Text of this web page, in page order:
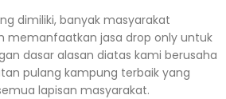
dimiliki, banyak masyarakat
memanfaatkan jasa drop only untuk
dasar alasan diatas kami berusaha
pulang kampung terbaik yang
lapisan masyarakat.